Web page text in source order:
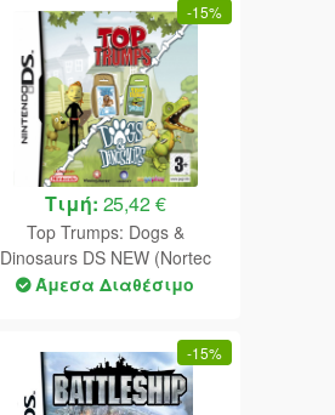
-15%
Τιμή: 25,42 €
Top Trumps: Dogs &
Dinosaurs DS NEW (Nortec
Seal)
Άμεσα Διαθέσιμο
-15%